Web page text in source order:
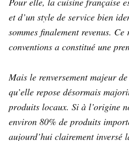
et d’un style de service bien
sommes finalement revenus. Ce
conventions a constitué une
Mais le renversement majeur
qu’elle repose désormais
produits locaux. Si à l’origine
environ 80% de produits
aujourd’hui clairement inversé